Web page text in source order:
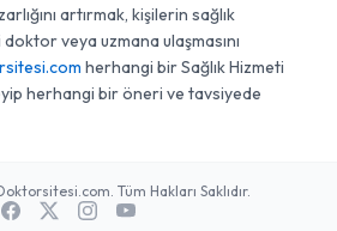
artırmak, kişilerin sağlık
veya uzmana ulaşmasını
herhangi bir Sağlık Hizmeti
herhangi bir öneri ve tavsiyede
Tüm Hakları Saklıdır.